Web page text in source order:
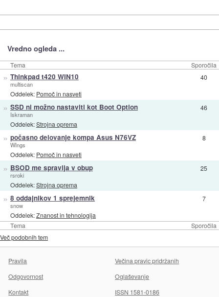
Vredno ogleda ...
Tema Sporočila
Tema Sporočila
» Thinkpad t420 WIN10
multiscan
Oddelek: Pomoč in nasveti
40
» SSD ni možno nastaviti kot Boot Option
Iskraman
Oddelek:Strojna oprema
46
» počasno delovanje kompa Asus N76VZ
WIngs
Oddelek: Pomoč in nasveti
8
» BSOD me spravlja v obup
rsroki
Oddelek:Strojna oprema
25
» 8 oddajnikov 1 sprejemnik
snow
Oddelek:Znanost in tehnologija
7
Več podobnih tem
Pravila
Večina pravic pridržanih
Odgovornost
Oglaševanje
Kontakt
ISSN 1581-0186